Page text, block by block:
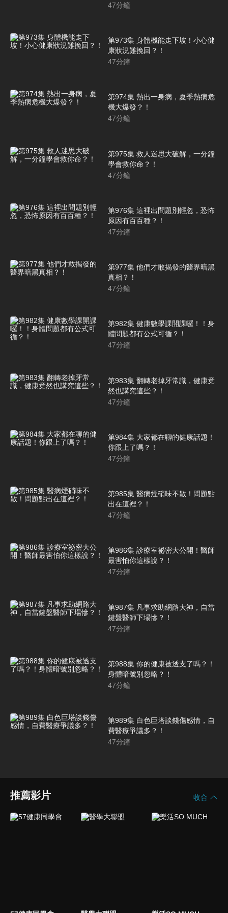
47分鐘
第973集 身體機能走下坡！小心健
康狀況難挽回？！
47分鐘
第974集 熱出一身病，夏季熱病危
機大爆發？！
47分鐘
第975集 救人迷思大破解，一分鐘
學會救你命？！
47分鐘
第976集 這裡出問題別輕忽，恐怖
原因有百百種？！
47分鐘
第977集 他們才敢揭發的醫界暗黑
真相？！
47分鐘
第982集 健康數學課開課囉！！身
體問題都有公式可循？！
47分鐘
第983集 翻轉老掉牙常識，健康竟
然也講究這些？！
47分鐘
第984集 大家都在聊的健康話題！
你跟上了嗎？！
47分鐘
第985集 醫病煙硝味不散！問題點
出在這裡？！
47分鐘
第986集 診療室祕密大公開！醫師
最害怕你這樣說？！
47分鐘
第987集 凡事求助網路大神，自當
鍵盤醫師下場慘？！
47分鐘
第988集 你的健康被透支了嗎？！
身體暗號別忽略？！
47分鐘
第989集 白色巨塔談錢傷感情，自
費醫療爭議多？！
47分鐘
推薦影片 收合